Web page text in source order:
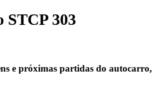
STCP 303
e próximas partidas do autocarro,